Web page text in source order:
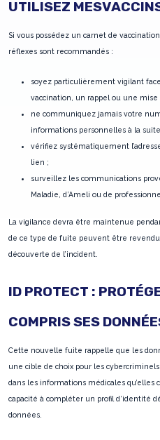
UTILISEZ
Si vous possédez un carnet de
réflexes sont recommandés :
soyez particulièrement vigilant
vaccination, un rappel ou une
ne communiquez jamais votre
informations personnelles à la
vérifiez systématiquement
lien ;
surveillez les communications
Maladie, d’Ameli ou de
La vigilance devra être maintenue
de ce type de fuite peuvent être
découverte de l’incident.
ID PROTECT :
COMPRIS SES
Cette nouvelle fuite rappelle que les
une cible de choix pour les
dans les informations médicales
capacité à compléter un profil d’identité
données.